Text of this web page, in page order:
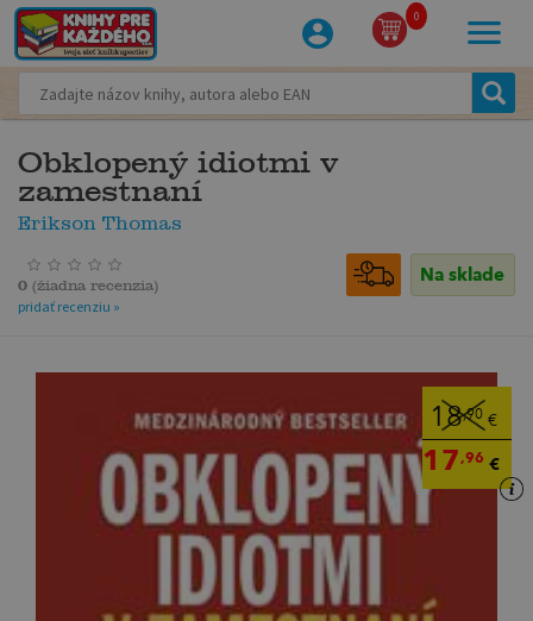
0
Obklopený idiotmi v
zamestnaní
Erikson Thomas
Na sklade
0 (žiadna recenzia)
pridať recenziu »
18,90 €
17,96 €